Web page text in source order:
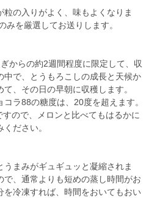
の入りがよく、味もよくなりま
を厳選してお送りします。
からの約2週間程度に限定して、収
中で、とうもろこしの成長と天候か
、その日の早朝に収穫します。
ラ88の糖度は、20度を超えます。
ので、メロンと比べてもはるかに
ださい。
まみがギュギュッと凝縮されま
、通常よりも短めの蒸し時間がお
を冷凍すれば、時間をおいてもおい